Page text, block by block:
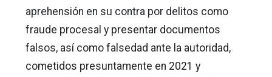
aprehensión en su contra por delitos como
fraude procesal y presentar documentos
falsos, así como falsedad ante la autoridad,
cometidos presuntamente en 2021 y